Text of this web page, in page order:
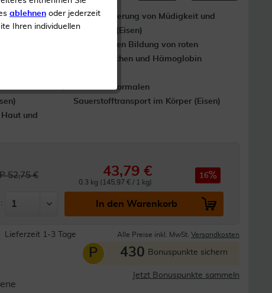
des
Zur Verringerung von Müdigkeit und
Ermüdung (Eisen)
Zur normalen Bildung von roten
Blutkörperchen und Hämoglobin
Zu einem normalen
Sauerstofftransport im Körper (Eisen)
und
52,75 € 43,79 €
0.3 kg (145,97 € / 1 kg)
16
In den Warenkorb
Lieferzeit 1-3 Tage Alle Preise inkl. MwSt. Versandkosten
P 430 Bonuspunkte sichern
Jetzt Bonuspunkte sammeln
ablehnen oder jederzeit
Ihren individuellen